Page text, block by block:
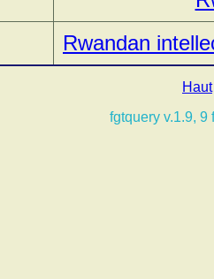
Rwandan
Haut
fgtquery v.1.9, 9